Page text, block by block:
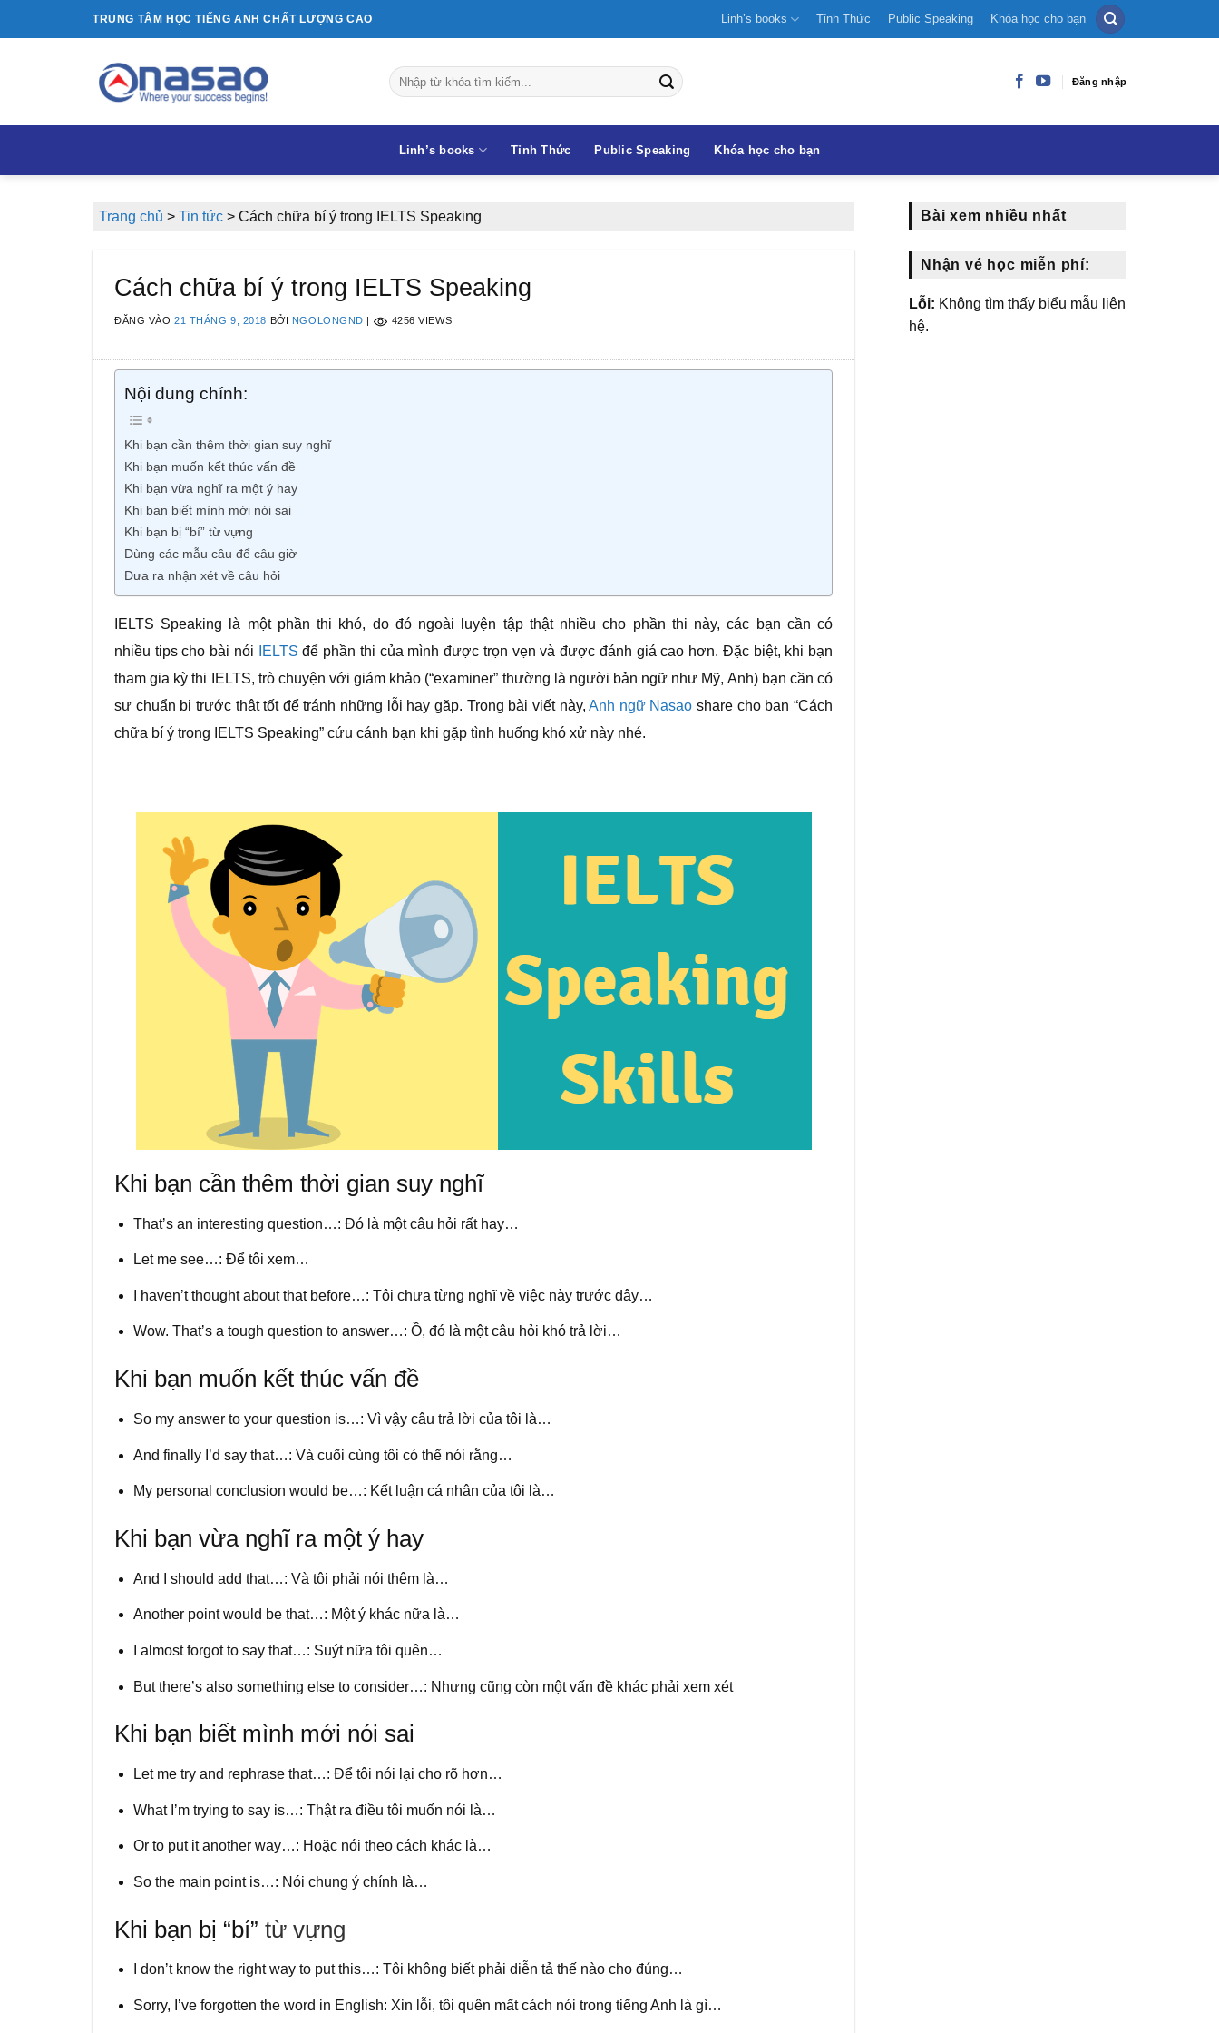
TRUNG TÂM HỌC TIẾNG ANH CHẤT LƯỢNG CAO Linh’s books Tỉnh Thức Public Speaking Khóa học cho bạn
Đăng nhập
Linh’s books Tỉnh Thức Public Speaking Khóa học cho bạn
Trang chủ > Tin tức > Cách chữa bí ý trong IELTS Speaking
Cách chữa bí ý trong IELTS Speaking
ĐĂNG VÀO21 THÁNG 9, 2018 BỞI NGOLONGND 4256 VIEWS
Nội dung chính:
Khi bạn cần thêm thời gian suy nghĩ
Khi bạn muốn kết thúc vấn đề
Khi bạn vừa nghĩ ra một ý hay
Khi bạn biết mình mới nói sai
Khi bạn bị “bí” từ vựng
Dùng các mẫu câu để câu giờ
Đưa ra nhận xét về câu hỏi
IELTS Speaking là một phần thi khó, do đó ngoài luyện tập thật nhiều cho phần thi này, các bạn cần có
nhiều tips cho bài nói
IELTS để phần thi của mình được trọn vẹn và được đánh giá cao hơn. Đặc biệt, khi bạn
tham gia kỳ thi IELTS, trò chuyện với giám khảo (“examiner” thường là người bản ngữ như Mỹ, Anh) bạn cần có
sự chuẩn bị trước thật tốt để tránh những lỗi hay gặp. Trong bài viết này,Anh ngữ Nasao share cho bạn “Cách
chữa bí ý trong IELTS Speaking” cứu cánh bạn khi gặp tình huống khó xử này nhé.
Khi bạn cần thêm thời gian suy nghĩ
Thatʼs an interesting question…: Đó là một câu hỏi rất hay…
Let me see…: Để tôi xem…
I havenʼt thought about that before…: Tôi chưa từng nghĩ về việc này trước đây…
Wow. Thatʼs a tough question to answer…: Ồ, đó là một câu hỏi khó trả lời…
Khi bạn muốn kết thúc vấn đề
So my answer to your question is…: Vì vậy câu trả lời của tôi là…
And finally Iʼd say that…: Và cuối cùng tôi có thể nói rằng…
My personal conclusion would be…: Kết luận cá nhân của tôi là…
Khi bạn vừa nghĩ ra một ý hay
And I should add that…: Và tôi phải nói thêm là…
Another point would be that…: Một ý khác nữa là…
I almost forgot to say that…: Suýt nữa tôi quên…
But thereʼs also something else to consider…: Nhưng cũng còn một vấn đề khác phải xem xét
Khi bạn biết mình mới nói sai
Let me try and rephrase that…: Để tôi nói lại cho rõ hơn…
What Iʼm trying to say is…: Thật ra điều tôi muốn nói là…
Or to put it another way…: Hoặc nói theo cách khác là…
So the main point is…: Nói chung ý chính là…
Khi bạn bị “bí” từ vựng
I donʼt know the right way to put this…: Tôi không biết phải diễn tả thế nào cho đúng…
Sorry, Iʼve forgotten the word in English: Xin lỗi, tôi quên mất cách nói trong tiếng Anh là gì…
Bài xem nhiều nhất
Nhận vé học miễn phí:
Lỗi: Không tìm thấy biểu mẫu liên
hệ.